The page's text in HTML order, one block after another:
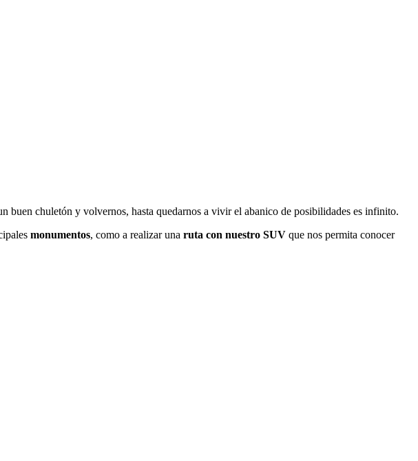
buen chuletón y volvernos, hasta quedarnos a vivir el abanico de posibilidades es infinito.
monumentos, como a realizar una ruta con nuestro SUV que nos permita conocer